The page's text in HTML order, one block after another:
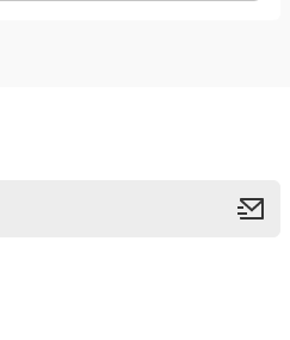
görüntülenemiyor.
olmalı.